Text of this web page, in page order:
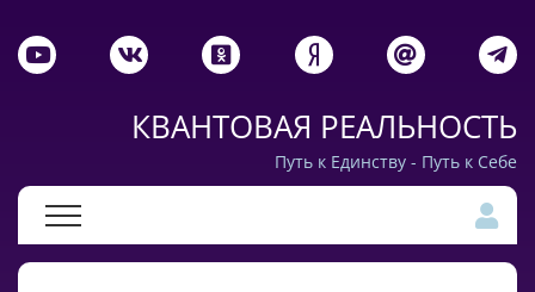
КВАНТОВАЯ РЕАЛЬНОСТЬ
Путь к Единству - Путь к Себе